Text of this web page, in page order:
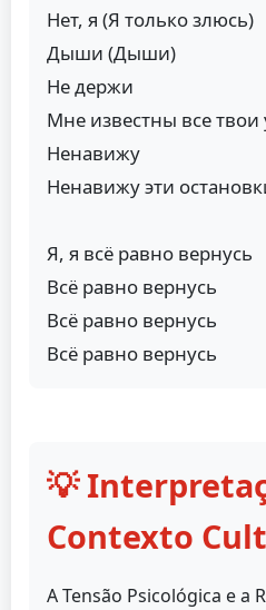
Нет, я (Я только злюсь)
Дыши (Дыши)
Не держи
Мне известны все
Ненавижу
Ненавижу эти
Я, я всё равно вернусь
Всё равно вернусь
Всё равно вернусь
Всё равно вернусь
💡
Contexto
A Tensão Psicológica e a